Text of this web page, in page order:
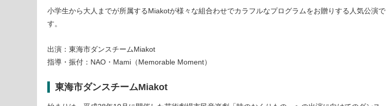
小学生から大人までが所属するMiakotが様々な組合わせでカラフルなプログラムをお贈りする人気公演で
す。
出演：東海市ダンスチームMiakot
指導・振付：NAO・Mami（Memorable Moment）
東海市ダンスチームMiakot